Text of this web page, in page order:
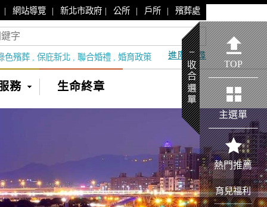
| 網站導覽 | 新北市政府 | 公所 | 戶所 | 殯葬處
色殯葬 保庇新北 聯合婚禮 婚育政策 進階搜尋
務 生命終章
TOP
主選單
熱門推薦
育兒福利